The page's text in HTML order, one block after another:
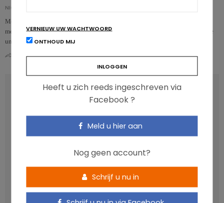
NICOLAS GUGGENBÜHL
Mosselen, oesters en sint-jakobsvruchten behoren tot de zeevruchten die het
meest verontreinigd zijn met microplastics, aldus een onderzoeksteam van de
univ…
0
RECENT POSTS
Anthocyanen: gunstig voor de cardiometabole
Een gezonde darmmicrobiota is goed, maar wat is dat
eigenlijk?
Vis, verontreinigende stoffen en omega-3: wat zijn de
aanbevelingen?
VERNIEUW UW WACHTWOORD
ONTHOUD MIJ
Heeft u zich reeds ingeschreven via
Facebook ?
Meld u hier aan
Nog geen account?
Schrijf u nu in